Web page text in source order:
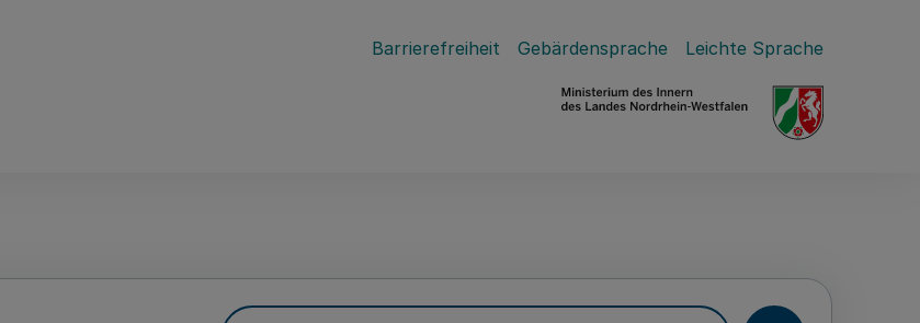
Barrierefreiheit Gebärdensprache Leichte Sprache